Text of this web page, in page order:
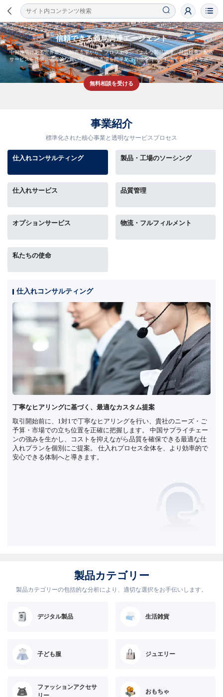
信頼できる義烏調達エージェント
中国義烏にある世界最大の卸売市場から、プロフェッショナルな製品調達、品質検査、配送
サービスを提供。国際的な買い手が義烏市場を簡単かつ自信を持って利用できるようサポー
トします。
無料相談を受ける
事業紹介
標準化された核心事業と透明なサービスプロセス
仕入れコンサルティング 製品・工場のソーシング
仕入れサービス 品質管理
オプションサービス 物流・フルフィルメント
私たちの使命
仕入れコンサルティング
丁寧なヒアリングに基づく、最適なカスタム提案
取引開始前に、1対1で丁寧なヒアリングを行い、貴社のニーズ・ご
予算・市場での立ち位置を正確に把握します。 中国サプライチェー
ンの強みを生かし、コストを抑えながら品質を確保できる最適な仕
入れプランを個別にご提案。 仕入れプロセス全体を、より効率的で
安心できる体制へと導きます。
製品カテゴリー
製品カテゴリーの包括的な分析により、適切な選択をお手伝いします。
デジタル製品 生活雑貨
子ども服 ジュエリー
ファッションアクセサ
リー
おもちゃ